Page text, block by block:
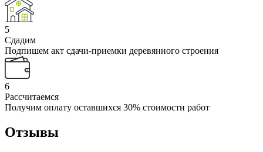
5
Сдадим
Подпишем акт сдачи-приемки деревянного строения
6
Рассчитаемся
Получим оплату оставшихся 30% стоимости работ
Отзывы